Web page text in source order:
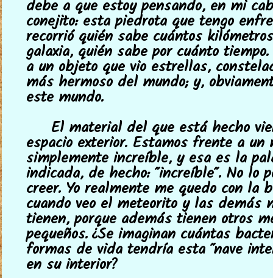
debe a que estoy pensando, en mi
conejito: esta piedrota que tengo
recorrió quién sabe cuántos
galaxia, quién sabe por cuánto
a un objeto que vio estrellas,
más hermoso del mundo; y,
este mundo.
El material del que está hecho
espacio exterior. Estamos frente a un
simplemente increíble, y esa es la
indicada, de hecho: "increíble". No lo
creer. Yo realmente me quedo con la
cuando veo el meteorito y las demás
tienen, porque además tienen otros
pequeños. ¿Se imaginan cuántas
formas de vida tendría esta "nave
en su interior?